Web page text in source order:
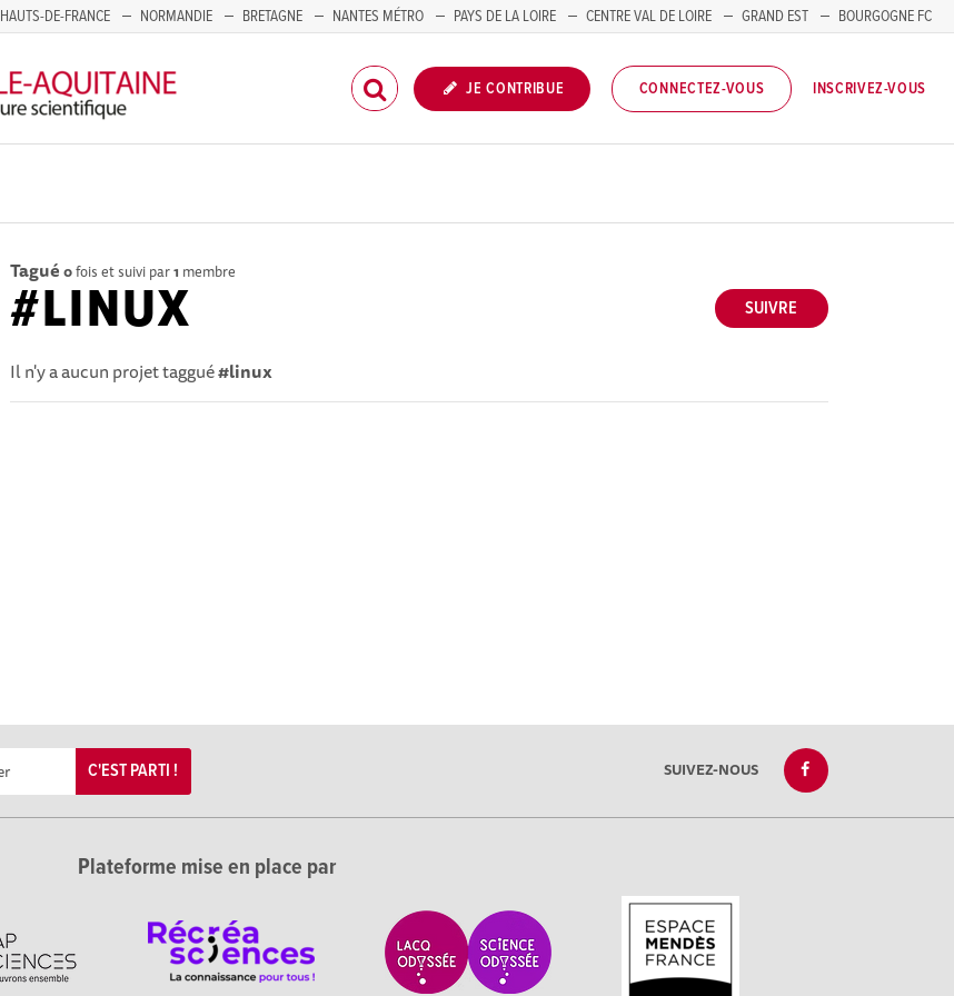
HAUTS-DE-FRANCE NORMANDIE BRETAGNE NANTES MÉTRO PAYS DE LA LOIRE CENTRE VAL DE LOIRE GRAND EST
BOURGOGNE FC
JE CONTRIBUE CONNECTEZ-VOUS INSCRIVEZ-VOUS
Tagué 0fois et suivi par1 membre
SUIVRE
#LINUX
Il n'y a aucun projet taggué#linux
C'EST PARTI ! SUIVEZ-NOUS
Plateforme mise en place par